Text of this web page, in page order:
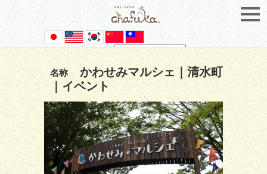
Powered by Translate
名称
かわせみマルシェ｜清水町
｜イベント